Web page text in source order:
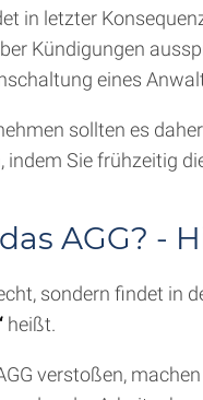
in letzter
Kündigungen
eines
sollten es
indem Sie frühzeitig
AGG? -
sondern findet in
heißt.
verstoßen,